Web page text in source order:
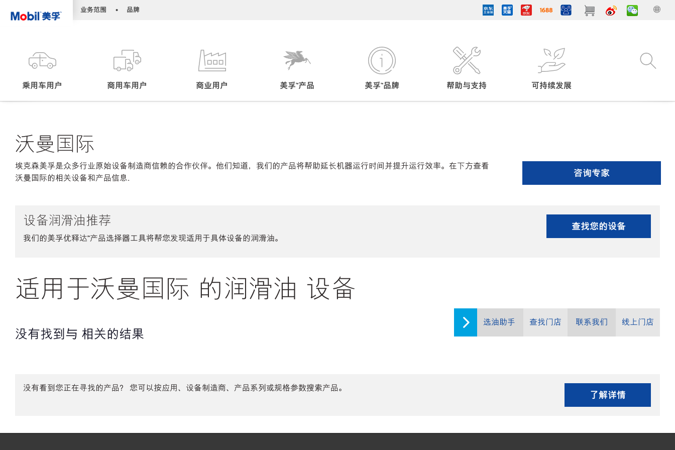
业务范围 • 品牌
乘用车用户 商用车用户 商业用户 美孚™产品 美孚™品牌 帮助与支持 可持续发展
选油助手 查找门店 联系我们 线上门店
沃曼国际
埃克森美孚是众多行业原始设备制造商信赖的合作伙伴。他们知道，我们的产品将帮助延长机器运行时间并提升运行效率。在下方查看
沃曼国际的相关设备和产品信息.
咨询专家
设备润滑油推荐
我们的美孚优释达℠产品选择器工具将帮您发现适用于具体设备的润滑油。
查找您的设备
适用于沃曼国际 的润滑油 设备
没有找到与 相关的结果
没有看到您正在寻找的产品？ 您可以按应用、设备制造商、产品系列或规格参数搜索产品。
了解详情